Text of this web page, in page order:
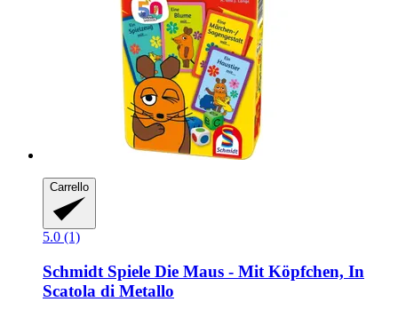
Carrello
5.0 (1)
Schmidt Spiele Die Maus -​ Mit Köpfchen, In
Scatola di Metallo